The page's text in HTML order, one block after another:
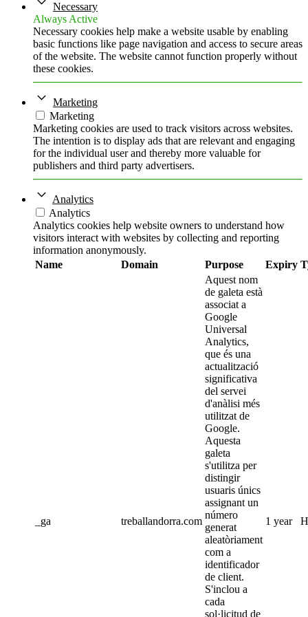
Necessary
Always Active
Necessary cookies help make a website usable by enabling
basic functions like page navigation and access to secure areas
of the website. The website cannot function properly without
these cookies.
Marketing
Marketing
Marketing cookies are used to track visitors across websites.
The intention is to display ads that are relevant and engaging
for the individual user and thereby more valuable for
publishers and third party advertisers.
Analytics
Analytics
Analytics cookies help website owners to understand how
visitors interact with websites by collecting and reporting
information anonymously.
Name
Domain Purpose Expiry
_ga treballandorra.com
Aquest nom
de galeta està
associat a
Google
Universal
Analytics,
que és una
actualització
significativa
del servei
d'anàlisi més
utilitzat de
Google.
Aquesta
galeta
s'utilitza per
distingir
usuaris únics
assignant un
número
generat
aleatòriament
com a
identificador
de client.
S'inclou a
cada
sol·licitud de
1 year